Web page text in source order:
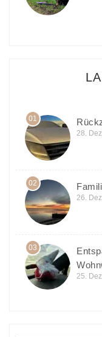
01
28.
02
26.
03
25.